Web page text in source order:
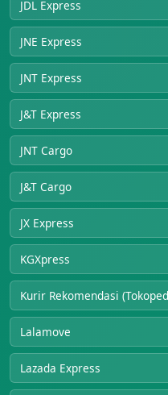
JDL Express
JNE Express
JNT Express
J&T Express
JNT Cargo
J&T Cargo
JX Express
KGXpress
Kurir Rekomendasi
Lalamove
Lazada Express